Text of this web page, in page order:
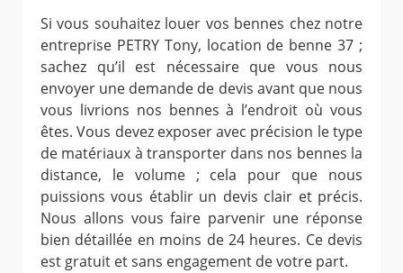
Si vous souhaitez louer vos bennes chez notre
entreprise PETRY Tony, location de benne 37 ;
sachez qu’il est nécessaire que vous nous
envoyer une demande de devis avant que nous
vous livrions nos bennes à l’endroit où vous
êtes. Vous devez exposer avec précision le type
de matériaux à transporter dans nos bennes la
distance, le volume ; cela pour que nous
puissions vous établir un devis clair et précis.
Nous allons vous faire parvenir une réponse
bien détaillée en moins de 24 heures. Ce devis
est gratuit et sans engagement de votre part.